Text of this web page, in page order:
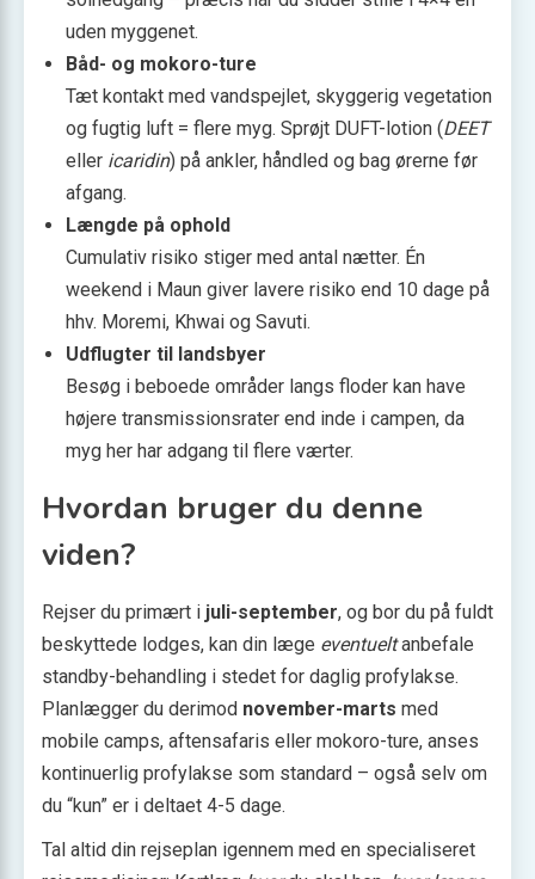
uden myggenet.
Båd- og mokoro-ture
Tæt kontakt med vandspejlet, skyggerig vegetation
og fugtig luft = flere myg. Sprøjt DUFT-lotion (DEET
eller icaridin) på ankler, håndled og bag ørerne før
afgang.
Længde på ophold
Cumulativ risiko stiger med antal nætter. Én
weekend i Maun giver lavere risiko end 10 dage på
hhv. Moremi, Khwai og Savuti.
Udflugter til landsbyer
Besøg i beboede områder langs floder kan have
højere transmissionsrater end inde i campen, da
myg her har adgang til flere værter.
Hvordan bruger du denne
viden?
Rejser du primært i juli-september, og bor du på fuldt
beskyttede lodges, kan din læge eventueltanbefale
standby-behandling i stedet for daglig profylakse.
Planlægger du derimod november-marts med
mobile camps, aftensafaris eller mokoro-ture, anses
kontinuerlig profylakse som standard – også selv om
du “kun” er i deltaet 4-5 dage.
Tal altid din rejseplan igennem med en specialiseret